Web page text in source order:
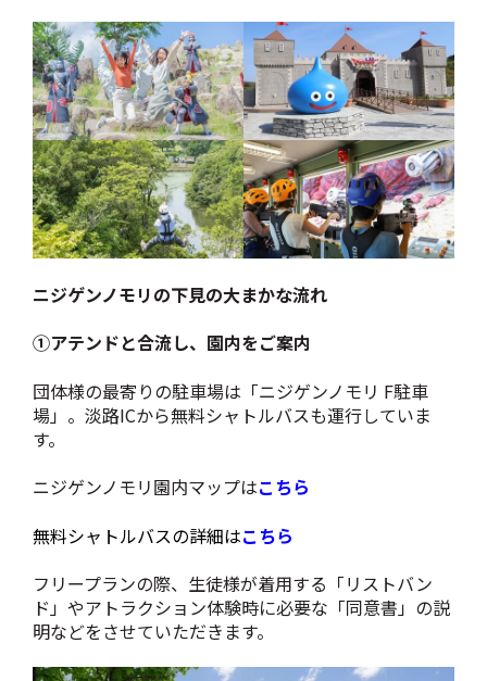
ニジゲンノモリの下見の大まかな流れ
①アテンドと合流し、園内をご案内
団体様の最寄りの駐車場は「ニジゲンノモリ F駐車
場」。淡路ICから無料シャトルバスも運行していま
す。
ニジゲンノモリ園内マップはこちら
無料シャトルバスの詳細はこちら
フリープランの際、生徒様が着用する「リストバン
ド」やアトラクション体験時に必要な「同意書」の説
明などをさせていただきます。